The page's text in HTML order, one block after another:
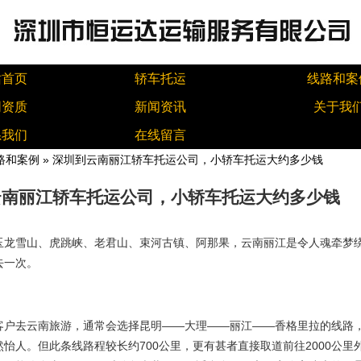
页 轿车托运 线路和案
质 新闻资讯 关于我
们 在线留言
和案例 » 深圳到云南丽江轿车托运公司，小轿车托运大约多少钱
丽江轿车托运公司，小轿车托运大约多少钱
龙雪山、虎跳峡、老君山、束河古镇、阿那果，云南丽江是令人魂牵梦
次。
户去云南旅游，通常会选择昆明——大理——丽江——香格里拉的线路
怡人。但此条线路程较长约700公里，更有甚者直接取道前往2000公里